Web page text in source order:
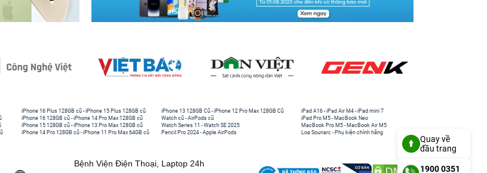
iPhone 16 Plus 128GB cũ -iPhone 15 Plus 128GB cũ
iPhone 16 128GB cũ -iPhone 14 Pro Max 128GB cũ
iPhone 15 128GB cũ -iPhone 13 Pro Max 128GB cũ
iPhone 14 Pro 128GB cũ -iPhone 11 Pro Max 64GB cũ
iPhone 13 128GB Cũ -iPhone 12 Pro Max 128GB Cũ
Watch cũ -AirPods cũ
Watch Series 11 -Watch SE 2025
Pencil Pro 2024 -Apple AirPods
iPad A16 -iPad Air M4 -iPad mini 7
iPad Pro M5 - MacBook Neo
MacBook Pro M5 - MacBook Air M5
Loa Sounarc - Phụ kiện chính hãng
Bệnh Viện Điện Thoại, Laptop 24h
Quay về
đầu trang
1900 0351